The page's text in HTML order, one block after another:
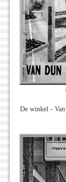
De winkel - Van